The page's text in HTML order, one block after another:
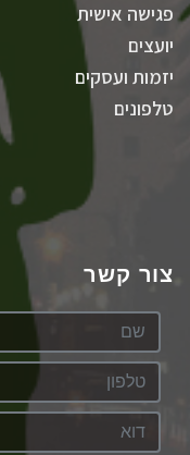
פגישה אישית
יועצים
יזמות ועסקים
טלפונים
צור קשר